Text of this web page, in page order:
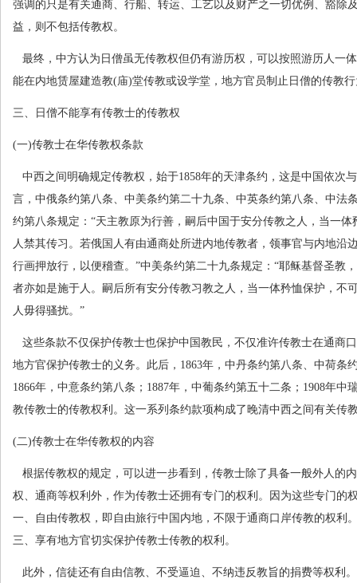
强调的只是有关通商、行船、转运、工艺以及财产之一切优例、豁除
益，则不包括传教权。
最终，中方认为日僧虽无传教权但仍有游历权，可以按照游历人一
能在内地赁屋建造教(庙)堂传教或设学堂，地方官员制止日僧的传教
三、日僧不能享有传教士的传教权
(一)传教士在华传教权条款
中西之间明确规定传教权，始于1858年的天津条约，这是中国依次
言，中俄条约第八条、中美条约第二十九条、中英条约第八条、中法
约第八条规定：“天主教原为行善，嗣后中国于安分传教之人，当一
人禁其传习。若俄国人有由通商处所进内地传教者，领事官与内地沿
行画押放行，以便稽查。”中美条约第二十九条规定：“耶稣基督圣教
者亦如是施于人。嗣后所有安分传教习教之人，当一体矜恤保护，不
人毋得骚扰。”
这些条款不仅保护传教士也保护中国教民，不仅准许传教士在通商
地方官保护传教士的义务。此后， 1863年，中丹条约第八条、中荷条
1866年，中意条约第八条； 1887年，中葡条约第五十二条； 1908年中
教传教士的传教权利。这一系列条约款项构成了晚清中西之间有关传
(二)传教士在华传教权的内容
根据传教权的规定，可以进一步看到，传教士除了具备一般外人的
权、通商等权利外，作为传教士还拥有专门的权利。因为这些专门的
一、自由传教权，即自由旅行中国内地，不限于通商口岸传教的权利
三、享有地方官切实保护传教士传教的权利。
此外，信徒还有自由信教、不受逼迫、不纳违反教旨的捐费等权利。